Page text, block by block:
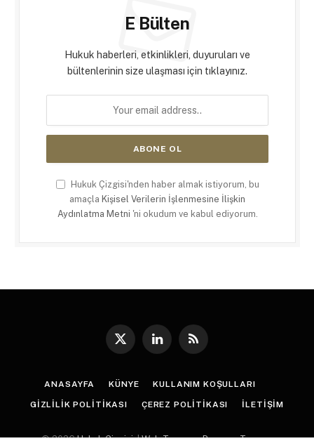
E Bülten
Hukuk haberleri, etkinlikleri, duyuruları ve
bültenlerinin size ulaşması için tıklayınız.
Hukuk Çizgisi'nden haber almak istiyorum, bu
amaçla Kişisel Verilerin İşlenmesine İlişkin
Aydınlatma Metni 'ni okudum ve kabul ediyorum.
X
LinkedInRSS
ANASAYFA KÜNYE KULLANIM KOŞULLARI
GIZLILIK POLITIKASI ÇEREZ POLITIKASI İLETIŞIM
© 2026Hukuk Çizgisi. |Web Tasarım:Paragon Tasarım